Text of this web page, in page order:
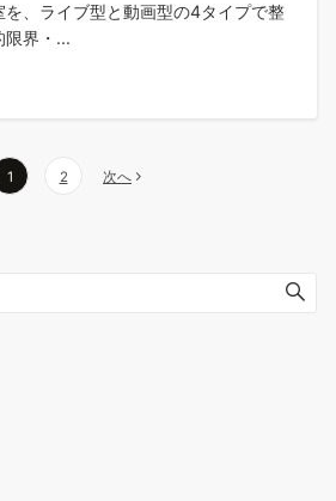
を、ライブ型と動画型の4タイプで整
限界・...
1 2 次へ